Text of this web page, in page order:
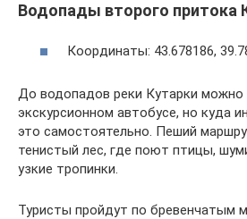
Водопады второго притока
Координаты: 43.678186,
До водопадов реки Кутарки можно
экскурсионном автобусе, но куда
это самостоятельно. Пеший
тенистый лес, где поют птицы,
узкие тропинки.
Туристы пройдут по бревенчатым